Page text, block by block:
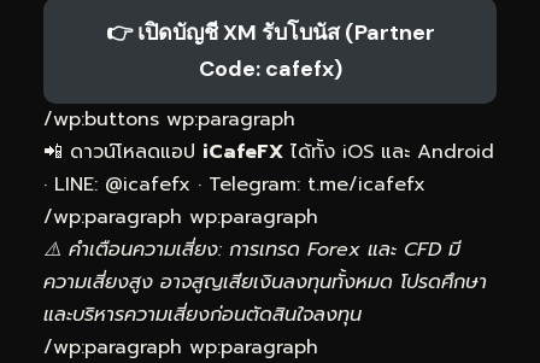
👉 เปิดบัญชี XM รับโบนัส (Partner
Code: cafefx)
/wp:buttons wp:paragraph
📲 ดาวน์โหลดแอป iCafeFX ได้ทั้ง iOS และ Android
· LINE: @icafefx · Telegram: t.me/icafefx
/wp:paragraph wp:paragraph
⚠️ คำเตือนความเสี่ยง: การเทรด Forex และ CFD มี
ความเสี่ยงสูง อาจสูญเสียเงินลงทุนทั้งหมด โปรดศึกษา
และบริหารความเสี่ยงก่อนตัดสินใจลงทุน
/wp:paragraph wp:paragraph